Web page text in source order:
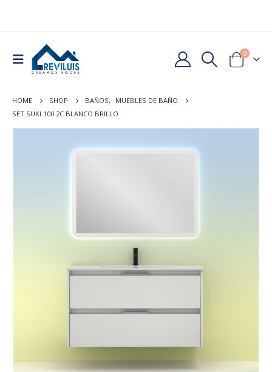
0
HOME SHOP BAÑOS,
MUEBLES DE BAÑO
SET SUKI 100 2C BLANCO BRILLO